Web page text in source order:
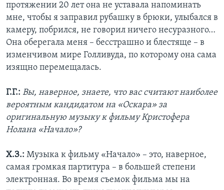
протяжении 20 лет она не уставала напоминать
мне, чтобы я заправил рубашку в брюки, улыбался в
камеру, побрился, не говорил ничего несуразного…
Она оберегала меня – бесстрашно и блестяще – в
изменчивом мире Голливуда, по которому она сама
изящно перемещалась.
Г.Г.: Вы, наверное, знаете, что вас считают наиболее
вероятным кандидатом на «Оскара» за
оригинальную музыку к фильму Кристофера
Нолана «Начало»?
Х.З.: Музыка к фильму «Начало» – это, наверное,
самая громкая партитура – в большей степени
электронная. Во время съемок фильма мы на